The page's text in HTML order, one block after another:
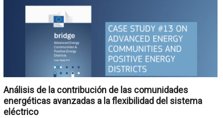
Análisis de la contribución de las comunidades
energéticas avanzadas a la flexibilidad del sistema
eléctrico